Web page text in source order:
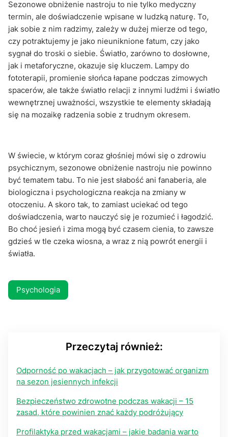
Sezonowe obniżenie nastroju to nie tylko medyczny
termin, ale doświadczenie wpisane w ludzką naturę. To,
jak sobie z nim radzimy, zależy w dużej mierze od tego,
czy potraktujemy je jako nieuniknione fatum, czy jako
sygnał do troski o siebie. Światło, zarówno to dosłowne,
jak i metaforyczne, okazuje się kluczem. Lampy do
fototerapii, promienie słońca łapane podczas zimowych
spacerów, ale także światło relacji z innymi ludźmi i światło
wewnętrznej uważności, wszystkie te elementy składają
się na mozaikę radzenia sobie z trudnym okresem.
W świecie, w którym coraz głośniej mówi się o zdrowiu
psychicznym, sezonowe obniżenie nastroju nie powinno
być tematem tabu. To nie jest słabość ani fanaberia, ale
biologiczna i psychologiczna reakcja na zmiany w
otoczeniu. A skoro tak, to zamiast uciekać od tego
doświadczenia, warto nauczyć się je rozumieć i łagodzić.
Bo choć jesień i zima mogą być czasem cienia, to zawsze
gdzieś w tle czeka wiosna, a wraz z nią powrót energii i
światła.
Psychologia
Przeczytaj również:
Odporność po wakacjach – jak przygotować organizm
na sezon jesiennych infekcji
Bezpieczeństwo zdrowotne podczas wakacji – 15
zasad, które powinien znać każdy podróżujący
Profilaktyka przed wakacjami – jakie badania warto